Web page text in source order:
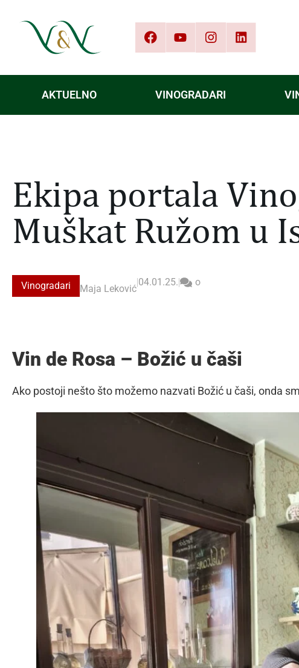
AKTUELNO VINOGRADARI
Ekipa portala
Muškat Ružom u
Vinogradari Maja Leković
04.01.25. o
Vin de Rosa – Božić u čaši
Ako postoji nešto što možemo nazvati Božić u čaši, onda